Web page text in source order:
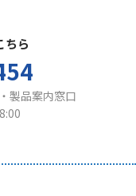
ちら
製品案内窓口